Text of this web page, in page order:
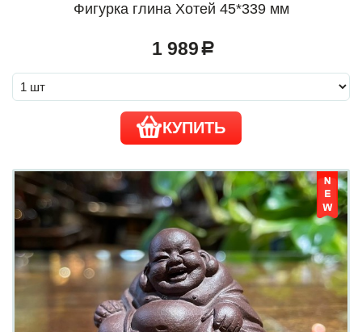
Фигурка глина Хотей 45*339 мм
1 989 a
КУПИТЬ